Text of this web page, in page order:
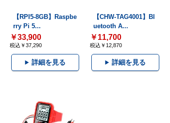
【RPI5-8GB】Raspbe
rry Pi 5...
￥33,900
税込￥37,290
詳細を見る
【CHW-TAG4001】Bl
uetooth A...
￥11,700
税込￥12,870
詳細を見る